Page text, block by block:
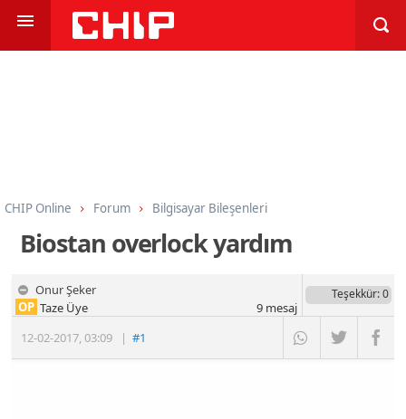
CHIP Online Forum
Bilgisayar Bileşenleri
İşlemci, Anakart, Bellek
Biostan overlock yardım
Onur Şeker
12-02-2017,03:09 |#1
OP Taze Üye
Teşekkür: 0
9mesaj